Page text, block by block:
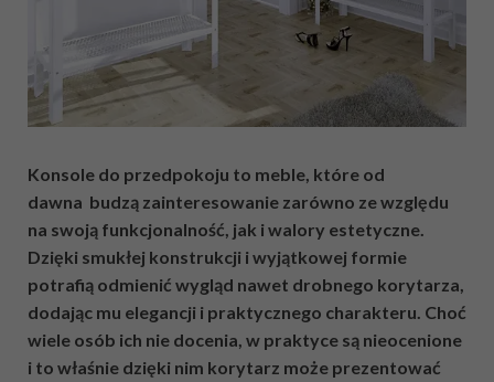
Konsole do przedpokoju to meble, które od
dawna budzą zainteresowanie zarówno ze względu
na swoją funkcjonalność, jak i walory estetyczne.
Dzięki smukłej konstrukcji i wyjątkowej formie
potrafią odmienić wygląd nawet drobnego korytarza,
dodając mu elegancji i praktycznego charakteru. Choć
wiele osób ich nie docenia, w praktyce są nieocenione
i to właśnie dzięki nim korytarz może prezentować